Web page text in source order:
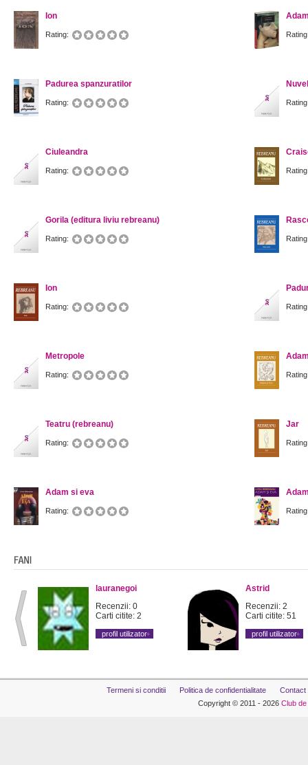
Ion
Rating:
Padurea spanzuratilor
Rating:
Ciuleandra
Rating:
Gorila (editura liviu rebreanu)
Rating:
Ion
Rating:
Metropole
Rating:
Teatru (rebreanu)
Rating:
Jar
Adam si eva
Rating:
lauranegoi
Recenzii: 0
Carti citite: 2
profil utilizator
Astrid
Recenzii: 2
Carti citite: 51
profil utilizator
Termeni si conditii Politica de confidentialitate
Contact
Copyright © 2011 - 2026 Club